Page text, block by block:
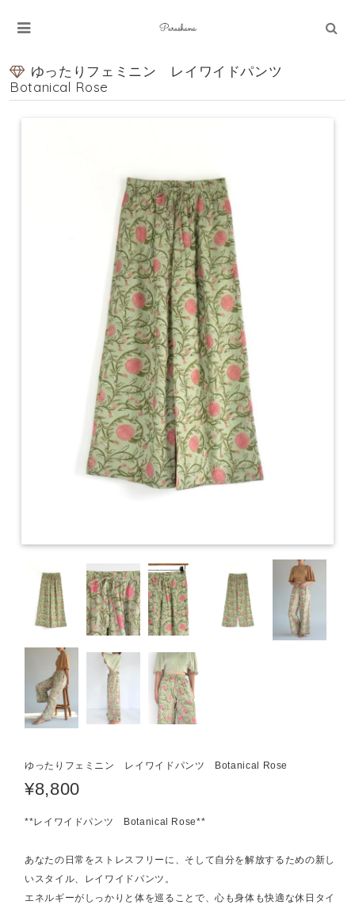
ゆったりフェミニン レイワイドパンツ
Botanical Rose
ゆったりフェミニン レイワイドパンツ Botanical Rose
¥8,800
**レイワイドパンツ Botanical Rose**
あなたの日常をストレスフリーに、そして自分を解放するための新し
いスタイル、レイワイドパンツ。
エネルギーがしっかりと体を巡ることで、心も身体も快適な休日タイ